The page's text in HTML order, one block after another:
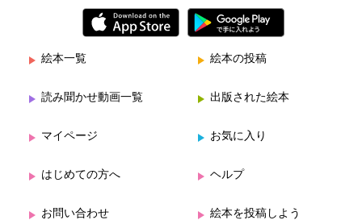
絵本一覧 絵本の投稿
読み聞かせ動画一覧 出版された絵本
マイページ お気に入り
はじめての方へ ヘルプ
お問い合わせ 絵本を投稿しよう